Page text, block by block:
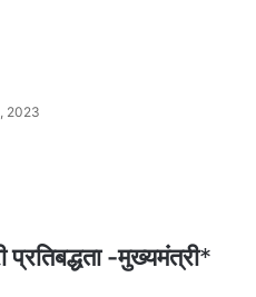
2023
प्रतिबद्धता -मुख्यमंत्री*